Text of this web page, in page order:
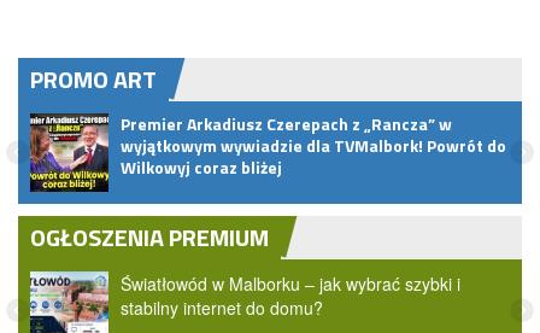
PROMO ART
Premier Arkadiusz Czerepach z „Rancza” w
wyjątkowym wywiadzie dla TVMalbork! Powrót do
Wilkowyj coraz bliżej
OGŁOSZENIA PREMIUM
Światłowód w Malborku – jak wybrać szybki i
stabilny internet do domu?